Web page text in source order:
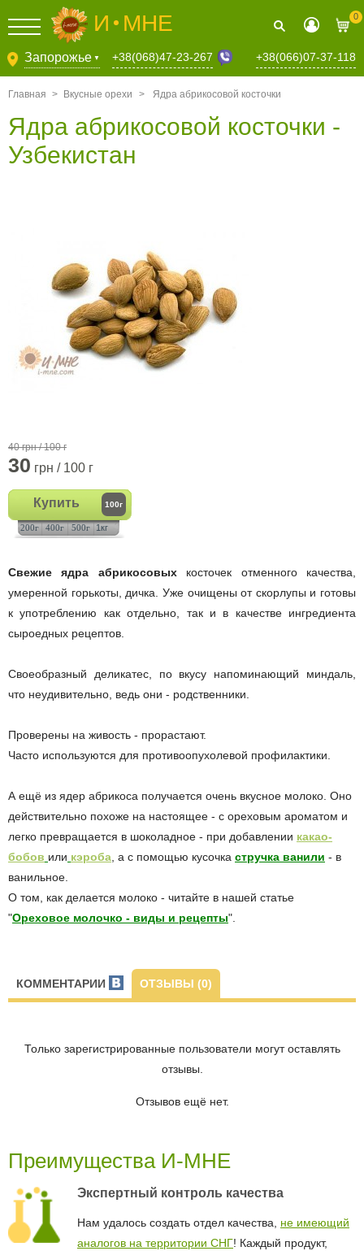
И МНЕ 0
Запорожье ▼ +38(068)47-23-267 +38(066)07-37-118
Главная > Вкусные орехи > Ядра абрикосовой косточки
Ядра абрикосовой косточки -
Узбекистан
40 грн / 100 г
30 грн / 100 г
Купить 100г
200г 400г 500г 1кг
Свежие ядра абрикосовыхкосточек отменного качества,
умеренной горькоты, дичка. Уже очищены от скорлупы и готовы
к употреблению как отдельно, так и в качестве ингредиента
сыроедных рецептов.
Своеобразный деликатес, по вкусу напоминающий миндаль,
что неудивительно, ведь они - родственники.
Проверены на живость - прорастают.
Часто используются для противоопухолевой профилактики.
А ещё из ядер абрикоса получается очень вкусное молоко. Оно
действительно похоже на настоящее - с ореховым ароматом и
легко превращается в шоколадное - при добавлении какао-
бобов или кэроба , а с помощью кусочка стручка ванили - в
ванильное.
О том, как делается молоко - читайте в нашей статье
"Ореховое молочко - виды и рецепты".
КОММЕНТАРИИ ОТЗЫВЫ (0)
Только зарегистрированные пользователи могут оставлять
отзывы.
Отзывов ещё нет.
Преимущества И-МНЕ
Экспертный контроль качества
Нам удалось создать отдел качества, не имеющий
аналогов на территории СНГ! Каждый продукт,